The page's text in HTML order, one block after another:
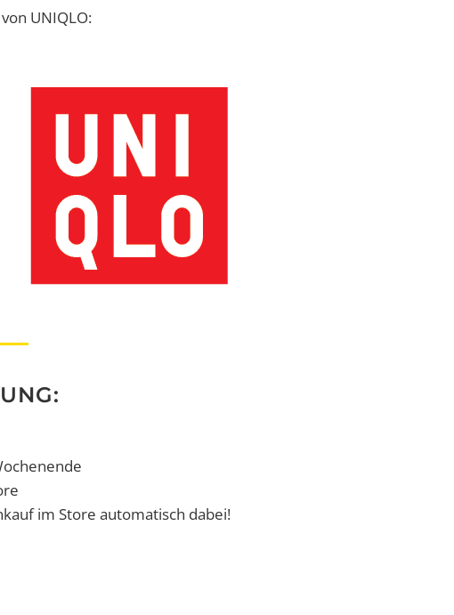
UNIQLO:
im Store automatisch dabei!